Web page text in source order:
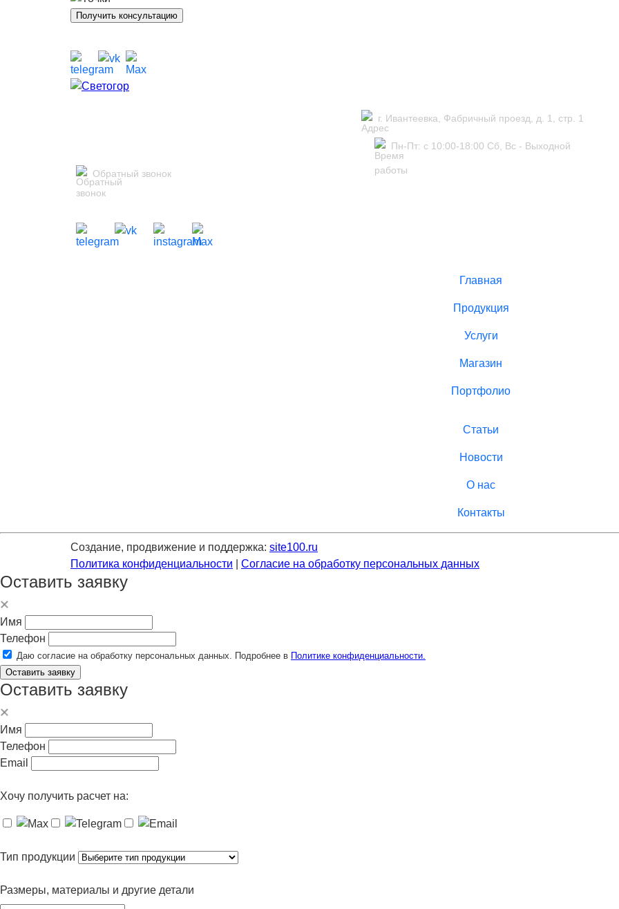
Получить консультацию
г. Ивантеевка, Фабричный проезд, д. 1, стр. 1
Пн-Пт: с 10:00-18:00 Сб, Вс - Выходной
Обратный звонок
Главная
Продукция
Услуги
Магазин
Портфолио
Статьи
Новости
О нас
Контакты
Создание, продвижение и поддержка: site100.ru
Политика конфиденциальности
Согласие на обработку персональных данных
Оставить заявку
Имя
Телефон
Даю согласие на обработку персональных данных. Подробнее в Политике конфиденциальности.
Оставить заявку
Оставить заявку
Имя
Телефон
Email
Хочу получить расчет на:
Тип продукции
Размеры, материалы и другие детали